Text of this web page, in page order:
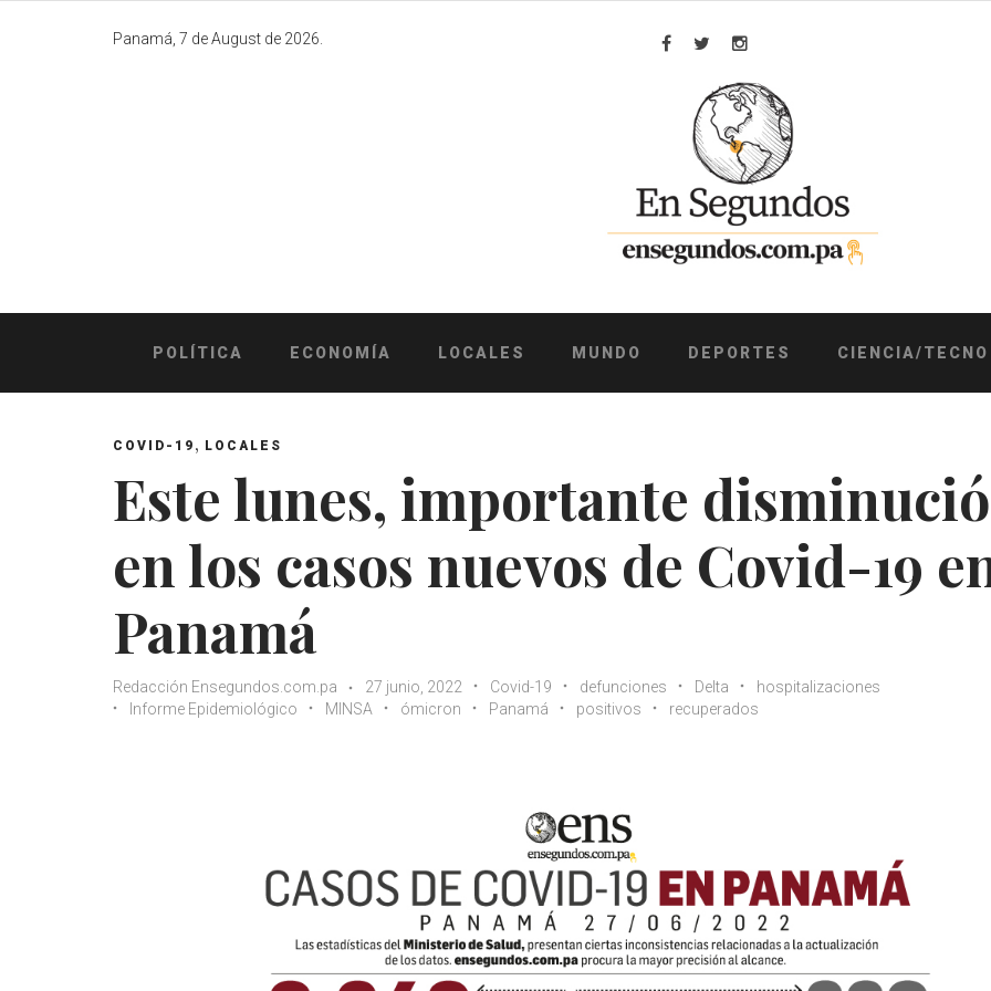
Panamá, 7 de August de 2026.
Facebook
TwitterInstagram
POLÍTICA ECONOMÍA LOCALES MUNDO DEPORTES CIENCIA/TECNO
COVID-19 , LOCALES
Este lunes, importante
en los casos nuevos de Covid-19
Panamá
Redacción Ensegundos.com.pa 27 junio, 2022 Covid-19 defunciones Delta
hospitalizaciones
Informe Epidemiológico
MINSA ómicron Panamá positivos recuperados